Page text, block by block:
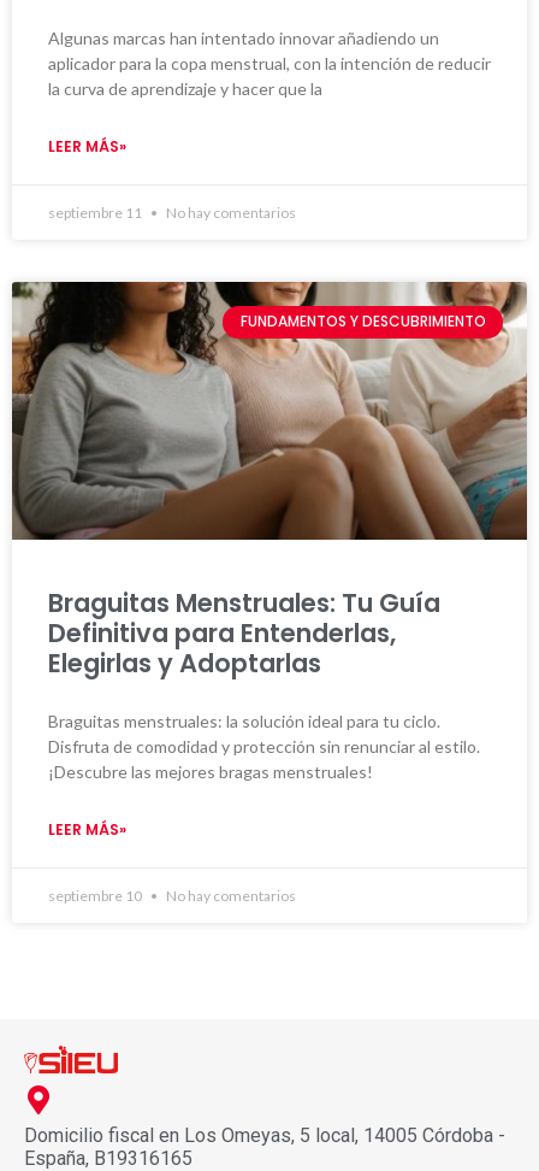
Algunas marcas han intentado innovar añadiendo un
aplicador para la copa menstrual, con la intención de reducir
la curva de aprendizaje y hacer que la
LEER MÁS»
septiembre 11 No hay comentarios
FUNDAMENTOS Y DESCUBRIMIENTO
Braguitas Menstruales: Tu Guía
Definitiva para Entenderlas,
Elegirlas y Adoptarlas
Braguitas menstruales: la solución ideal para tu ciclo.
Disfruta de comodidad y protección sin renunciar al estilo.
¡Descubre las mejores bragas menstruales!
LEER MÁS»
septiembre 10 No hay comentarios
Domicilio fiscal en Los Omeyas, 5 local, 14005 Córdoba -
España, B19316165